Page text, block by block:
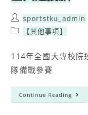
sportstku_admin
【其他事項】
114年全國大專校院
隊備戰參賽
Continue Reading